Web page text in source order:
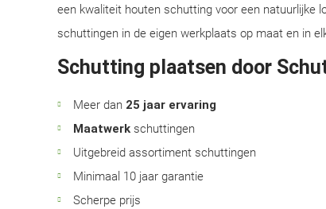
een kwaliteit houten schutting voor een natuurlijke
schuttingen in de eigen werkplaats op maat en in
Schutting plaatsen door
Meer dan 25 jaar ervaring
Maatwerk schuttingen
Uitgebreid assortiment schuttingen
Minimaal 10 jaar garantie
Scherpe prijs